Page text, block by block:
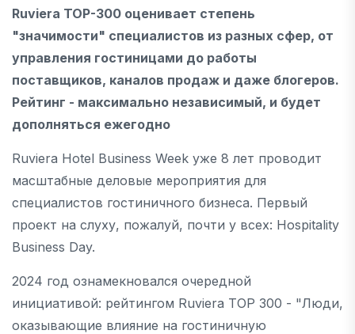
Ruviera TOP-300 оценивает степень
"значимости" специалистов из разных сфер, от
управления гостиницами до работы
поставщиков, каналов продаж и даже блогеров.
Рейтинг - максимально независимый, и будет
дополняться ежегодно
Ruviera Hotel Business Week уже 8 лет проводит
масштабные деловые мероприятия для
специалистов гостиничного бизнеса. Первый
проект на слуху, пожалуй, почти у всех: Hospitality
Business Day.
2024 год ознамекновался очередной
инициативой: рейтингом Ruviera TOP 300 - "Люди,
оказывающие влияние на гостиничную